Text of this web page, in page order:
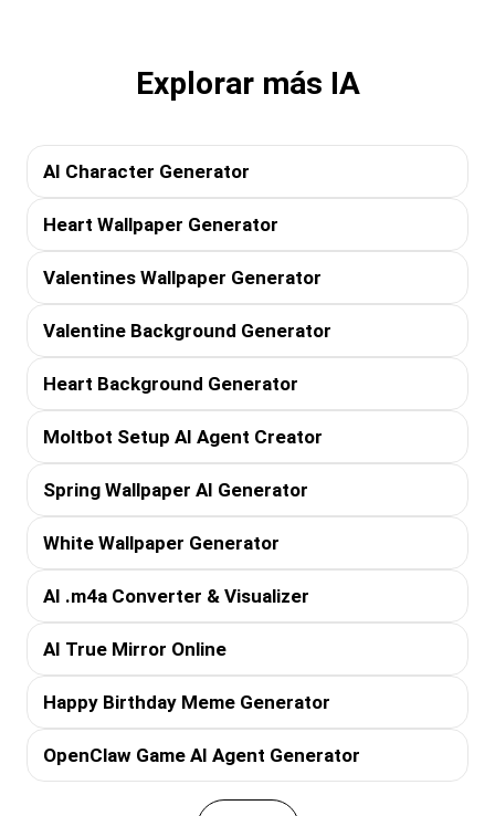
Explorar más IA
AI Character Generator
Heart Wallpaper Generator
Valentines Wallpaper Generator
Valentine Background Generator
Heart Background Generator
Moltbot Setup AI Agent Creator
Spring Wallpaper AI Generator
White Wallpaper Generator
AI .m4a Converter & Visualizer
AI True Mirror Online
Happy Birthday Meme Generator
OpenClaw Game AI Agent Generator